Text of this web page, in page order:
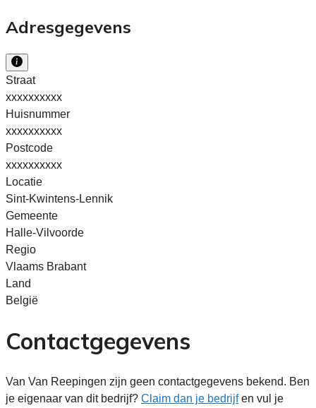
Adresgegevens
Straat
xxxxxxxxxx
Huisnummer
xxxxxxxxxx
Postcode
xxxxxxxxxx
Locatie
Sint-Kwintens-Lennik
Gemeente
Halle-Vilvoorde
Regio
Vlaams Brabant
Land
België
Contactgegevens
Van Van Reepingen zijn geen contactgegevens bekend. Ben
je eigenaar van dit bedrijf? Claim dan je bedrijfen vul je